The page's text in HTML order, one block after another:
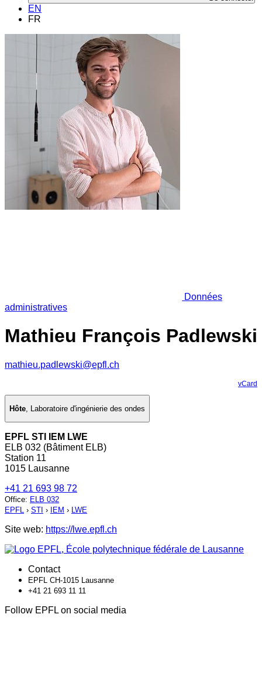
EN
FR
Données
administratives
Mathieu François Padlewski
mathieu.padlewski@epfl.ch
vCard
Hôte, Laboratoire d'ingénierie des ondes
EPFL STI IEM LWE
ELB 032 (Bâtiment ELB)
Station 11
1015 Lausanne
+41 21 693 98 72
Office: ELB 032
EPFL › STI › IEM › LWE
Site web: https://lwe.epfl.ch
Contact
EPFL CH-1015 Lausanne
+41 21 693 11 11
Follow EPFL on social media